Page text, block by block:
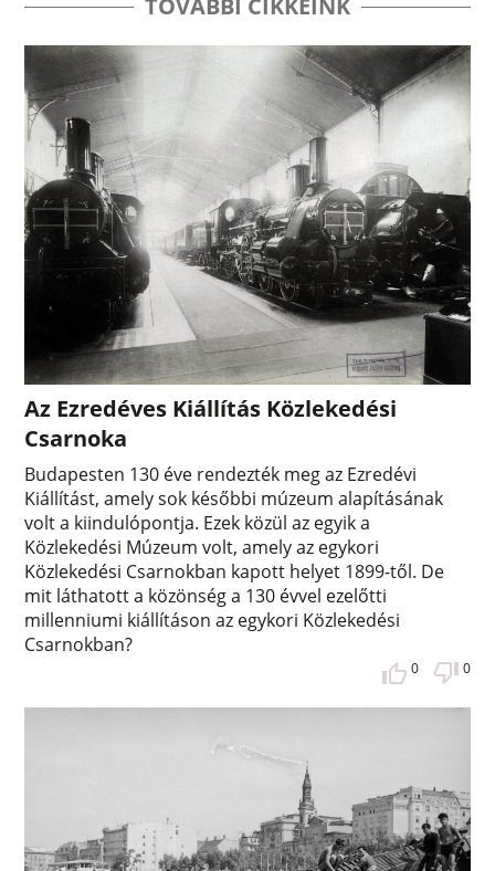
Az Ezredéves Kiállítás Közlekedési
Csarnoka
Budapesten 130 éve rendezték meg az Ezredévi
Kiállítást, amely sok későbbi múzeum alapításának
volt a kiindulópontja. Ezek közül az egyik a
Közlekedési Múzeum volt, amely az egykori
Közlekedési Csarnokban kapott helyet 1899-től. De
mit láthatott a közönség a 130 évvel ezelőtti
millenniumi kiállításon az egykori Közlekedési
Csarnokban?
0 0